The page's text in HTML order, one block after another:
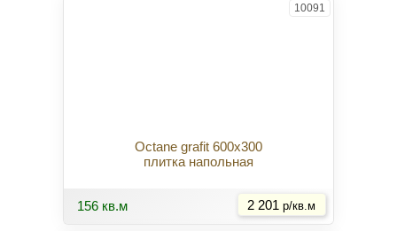
10091
Octane grafit 600x300
плитка напольная
156 кв.м 2 201 р/кв.м